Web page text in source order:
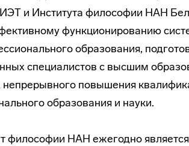
и Института философии НАН
функционированию
образования,
специалистов с высшим
повышения
образования и науки.
философии НАН ежегодно